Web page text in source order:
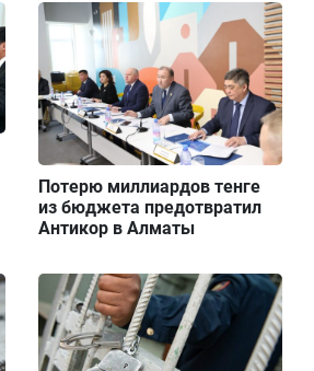
Потерю миллиардов тенге
из бюджета предотвратил
Антикор в Алматы